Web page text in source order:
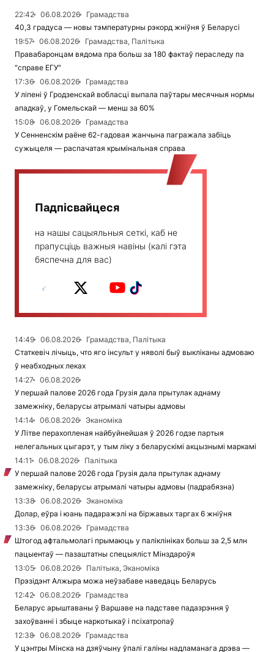
22:42 06.08.2026
Грамадства
40,3 градуса — новы тэмпературны рэкорд жніўня ў Беларусі
19:57
06.08.2026
Грамадства, Палітыка
Правабаронцам вядома пра больш за 180 фактаў пераследу па
"справе ЕГУ"
17:36
06.08.2026
Грамадства
У ліпені ў Гродзенскай вобласці выпала паўтары месячныя нормы
ападкаў, у Гомельскай — менш за 60%
15:08
06.08.2026
Грамадства
У Сенненскім раёне 62-гадовая жанчына пагражала забіць
сужыцеля — распачатая крымінальная справа
Падпісвайцеся
на нашы сацыяльныя сеткі, каб не
прапусціць важныя навіны (калі гэта
бяспечна для вас)
14:49 06.08.2026
Грамадства, Палітыка
Статкевіч лічыць, что яго інсульт у няволі быў выкліканы адмоваю
ў неабходных леках
14:27
06.08.2026
У першай палове 2026 года Грузія дала прытулак аднаму
замежніку, беларусы атрымалі чатыры адмовы
14:14
06.08.2026
Эканоміка
У Літве перахопленая найбуйнейшая ў 2026 годзе партыя
нелегальных цыгарэт, у тым ліку з беларускімі акцызнымі маркамі
14:11
06.08.2026
Палітыка
У першай палове 2026 года Грузія дала прытулак аднаму
замежніку, беларусы атрымалі чатыры адмовы (падрабязна)
13:38
06.08.2026
Эканоміка
Долар, еўра і юань падаражэлі на біржавых таргах 6 жніўня
13:36
06.08.2026
Грамадства
Штогод афтальмолагі прымаюць у паліклініках больш за 2,5 млн
пацыентаў — пазаштатны спецыяліст Мінздароўя
13:05
06.08.2026
Палітыка, Эканоміка
Прэзідэнт Алжыра можа неўзабаве наведаць Беларусь
12:42
06.08.2026
Грамадства
Беларус арыштаваны ў Варшаве на падставе падазрэння ў
захоўванні і збыце наркотыкаў і псіхатропаў
12:38
06.08.2026
Грамадства
У цэнтры Мінска на дзяўчыну ўпалі галіны надламанага дрэва —